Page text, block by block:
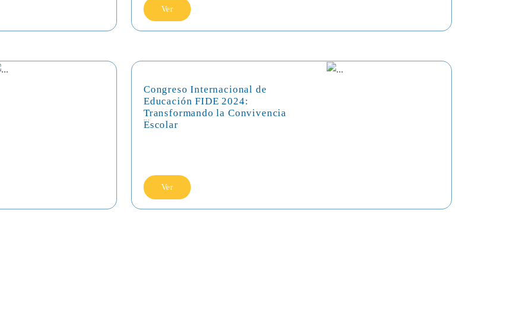
Ver
Congreso Internacional de
Educación FIDE 2024:
Transformando la Convivencia
Escolar
...
Ver